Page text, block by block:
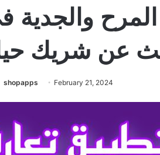
والجدية
عن شريك
shopapps February 21, 2024